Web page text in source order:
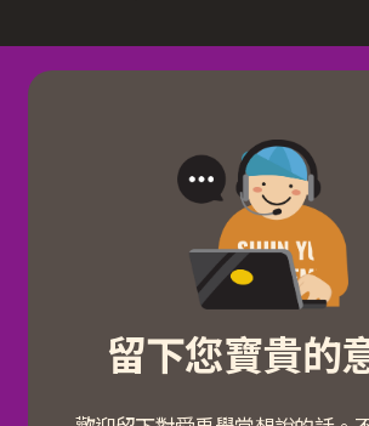
留下您寶貴的